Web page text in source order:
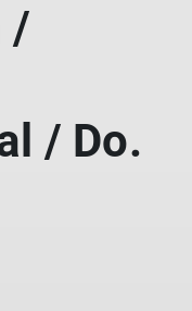
/
/ Do.